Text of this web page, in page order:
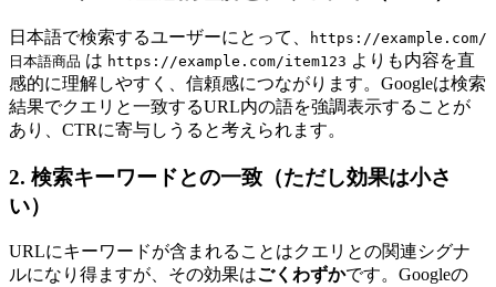
日本語で検索するユーザーにとって、
https://example.com/
日本語商品 は https://example.com/item123 よりも内容を直
感的に理解しやすく、信頼感につながります。Googleは検索
結果でクエリと一致するURL内の語を強調表示することが
あり、CTRに寄与しうると考えられます。
2. 検索キーワードとの一致（ただし効果は小さ
い）
URLにキーワードが含まれることはクエリとの関連シグナ
ルになり得ますが、その効果はごくわずかです。Googleの